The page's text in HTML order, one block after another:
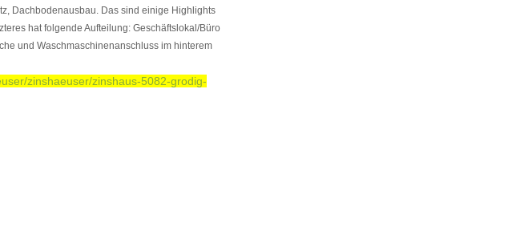
Dachbodenausbau. Das sind einige Highlights
hat folgende Aufteilung: Geschäftslokal/Büro
und Waschmaschinenanschluss im hinterem
zinshaeuser/zinshaus-5082-grodig-